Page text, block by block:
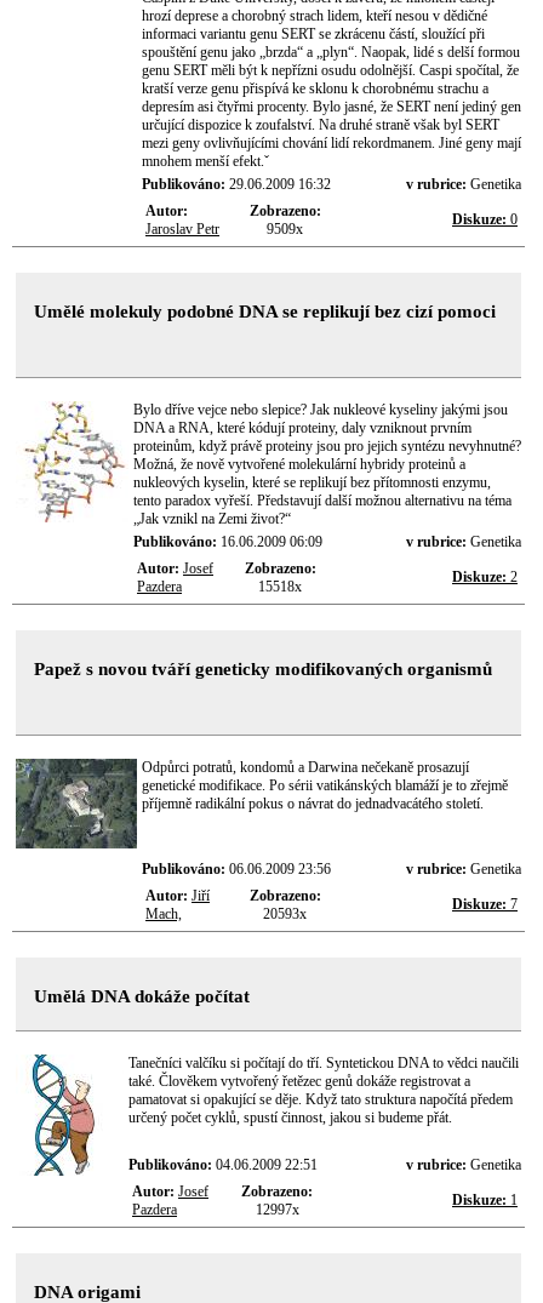
hrozí deprese a chorobný strach lidem, kteří nesou v dědičné
informaci variantu genu SERT se zkrácenu částí, sloužící při
spouštění genu jako „brzda“ a „plyn“. Naopak, lidé s delší formou
genu SERT měli být k nepřízni osudu odolnější. Caspi spočítal, že
kratší verze genu přispívá ke sklonu k chorobnému strachu a
depresím asi čtyřmi procenty. Bylo jasné, že SERT není jediný gen
určující dispozice k zoufalství. Na druhé straně však byl SERT
mezi geny ovlivňujícími chování lidí rekordmanem. Jiné geny mají
mnohem menší efekt.ˇ
Publikováno: 29.06.2009 16:32 v rubrice: Genetika
Autor:
Jaroslav Petr
Zobrazeno:
9509x
Diskuze: 0
Umělé molekuly podobné DNA se replikují bez cizí pomoci
Bylo dříve vejce nebo slepice? Jak nukleové kyseliny jakými jsou
DNA a RNA, které kódují proteiny, daly vzniknout prvním
proteinům, když právě proteiny jsou pro jejich syntézu nevyhnutné?
Možná, že nově vytvořené molekulární hybridy proteinů a
nukleových kyselin, které se replikují bez přítomnosti enzymu,
tento paradox vyřeší. Představují další možnou alternativu na téma
„Jak vznikl na Zemi život?“
Publikováno: 16.06.2009 06:09 v rubrice: Genetika
Autor: Josef
Pazdera
Zobrazeno:
15518x
Diskuze: 2
Papež s novou tváří geneticky modifikovaných organismů
Odpůrci potratů, kondomů a Darwina nečekaně prosazují
genetické modifikace. Po sérii vatikánských blamáží je to zřejmě
příjemně radikální pokus o návrat do jednadvacátého století.
Publikováno: 06.06.2009 23:56 v rubrice: Genetika
Autor: Jiří
Mach,
Zobrazeno:
20593x
Diskuze: 7
Umělá DNA dokáže počítat
Tanečníci valčíku si počítají do tří. Syntetickou DNA to vědci naučili
také. Člověkem vytvořený řetězec genů dokáže registrovat a
pamatovat si opakující se děje. Když tato struktura napočítá předem
určený počet cyklů, spustí činnost, jakou si budeme přát.
Publikováno: 04.06.2009 22:51 v rubrice: Genetika
Autor: Josef
Pazdera
Zobrazeno:
12997x
Diskuze: 1
DNA origami